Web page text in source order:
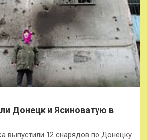
Донецк и Ясиноватую в
выпустили 12 снарядов по Донецку